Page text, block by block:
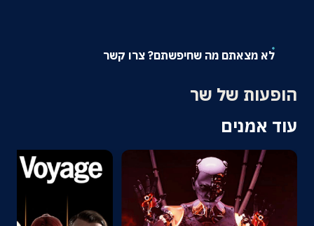
לא מצאתם מה שחיפשתם? צרו קשר
הופעות של שר
עוד אמנים